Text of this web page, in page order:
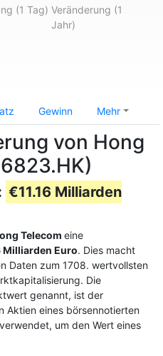
(1 Tag) Veränderung (1
Jahr)
Gewinn Mehr
von Hong
€11.16 Milliarden
Telecom eine
Milliarden Euro. Dies macht
Daten zum 1708. wertvollsten
Die
genannt, ist der
Aktien eines börsennotierten
um den Wert eines